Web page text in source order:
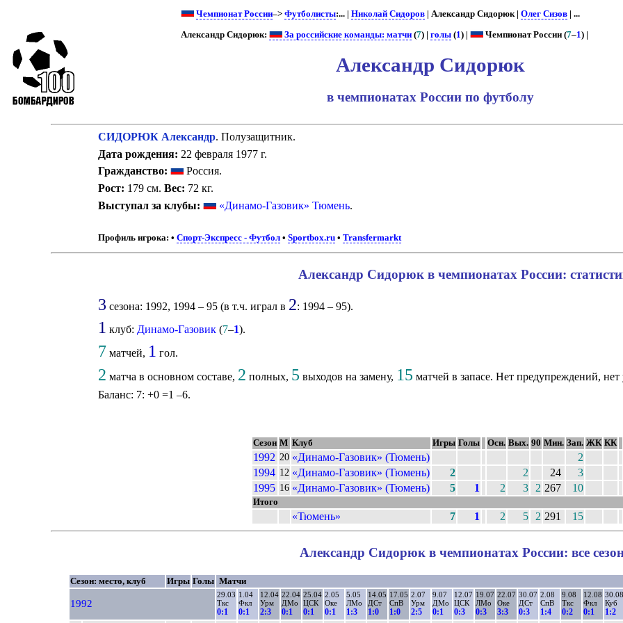
Чемпионат России–> Футболисты:... | Николай Сидоров| Александр Сидорюк | Олег Сизов| ...
Александр Сидорюк: За российские команды: матчи(7) | голы(1) | Чемпионат России (7–1) |
Александр Сидорюк
в чемпионатах России по футболу
СИДОРЮК Александр. Полузащитник.
Дата рождения: 22 февраля 1977 г.
Гражданство:
Россия.
Рост: 179 см. Вес: 72 кг.
Выступал за клубы:
«Динамо-Газовик» Тюмень.
Профиль игрока: • Спорт-Экспресс - Футбол• Sportbox.ru• Transfermarkt
Александр Сидорюк в чемпионатах России:
3 сезона: 1992, 1994 – 95 (в т.ч. играл в 2: 1994 – 95).
1 клуб: Динамо-Газовик(7–1).
7 матчей, 1 гол.
2 матча в основном составе, 2 полных, 5 выходов на замену, 15 матчей в запасе. Нет предупреждений, нет
Баланс: 7: +0 =1 –6.
Сезон М Клуб Игры Голы Осн. Вых. 90 Мин. Зап. ЖК КК
1992 20 «Динамо-Газовик» (Тюмень)
2
1994 12 «Динамо-Газовик» (Тюмень) 2 2 24
3
1995 16 «Динамо-Газовик» (Тюмень) 5 1 2 3 2 267 10
Итого
«Тюмень» 7 1 2 5 2 291 15
Александр Сидорюк в чемпионатах России: все
Сезон: место, клуб Игры Голы Матчи
1992
29.03
Ткс
0:1
1.04
Фкл
0:1
12.04
Урм
2:3
22.04
ДМо
0:1
25.04
ЦСК
0:1
2.05
Оке
0:1
5.05
ЛМо
1:3
14.05
ДСт
1:0
17.05
СпВ
1:0
2.07
Урм
2:5
9.07
ДМо
0:1
12.07
ЦСК
0:3
19.07
ЛМо
0:3
22.07
Оке
3:3
30.07
ДСт
0:3
2.08
СпВ
1:4
9.08
Ткс
0:2
12.08
Фкл
0:1
30.08
Куб
1:2